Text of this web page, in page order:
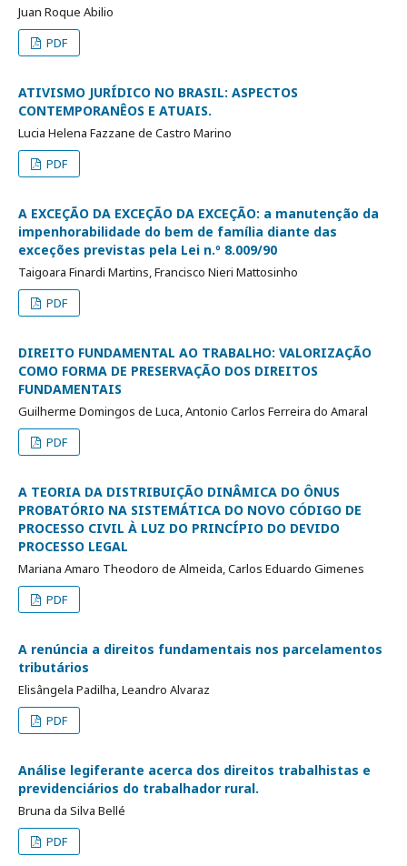
Juan Roque Abilio
PDF
ATIVISMO JURÍDICO NO BRASIL: ASPECTOS
CONTEMPORANÊOS E ATUAIS.
Lucia Helena Fazzane de Castro Marino
PDF
A EXCEÇÃO DA EXCEÇÃO DA EXCEÇÃO: a manutenção da
impenhorabilidade do bem de família diante das
exceções previstas pela Lei n.º 8.009/90
Taigoara Finardi Martins, Francisco Nieri Mattosinho
PDF
DIREITO FUNDAMENTAL AO TRABALHO: VALORIZAÇÃO
COMO FORMA DE PRESERVAÇÃO DOS DIREITOS
FUNDAMENTAIS
Guilherme Domingos de Luca, Antonio Carlos Ferreira do Amaral
PDF
A TEORIA DA DISTRIBUIÇÃO DINÂMICA DO ÔNUS
PROBATÓRIO NA SISTEMÁTICA DO NOVO CÓDIGO DE
PROCESSO CIVIL À LUZ DO PRINCÍPIO DO DEVIDO
PROCESSO LEGAL
Mariana Amaro Theodoro de Almeida, Carlos Eduardo Gimenes
PDF
A renúncia a direitos fundamentais nos parcelamentos
tributários
Elisângela Padilha, Leandro Alvaraz
PDF
Análise legiferante acerca dos direitos trabalhistas e
previdenciários do trabalhador rural.
Bruna da Silva Bellé
PDF